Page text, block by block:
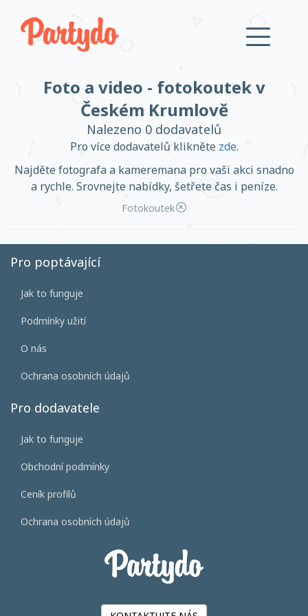
Přihlásit se
Založit účet
Foto a video - fotokoutek v
Českém Krumlově
Nalezeno 0 dodavatelů
Pro více dodavatelů klikněte zde.
Najděte fotografa a kameremana pro vaši akci snadno
a rychle. Srovnejte nabídky, šetřete čas i peníze.
Fotokoutek
Pro poptávající
Jak to funguje
Podmínky užití
O nás
Ochrana osobních údajů
Pro dodavatele
Jak to funguje
Obchodní podmínky
Ceník profilů
Ochrana osobních údajů